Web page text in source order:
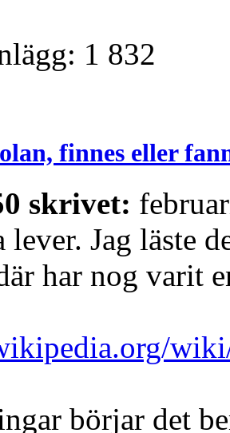
1 832
finnes eller
skrivet:
lever. Jag läste
har nog varit
börjar det